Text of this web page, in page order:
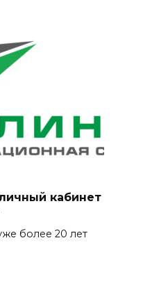
кабинет
более 20 лет